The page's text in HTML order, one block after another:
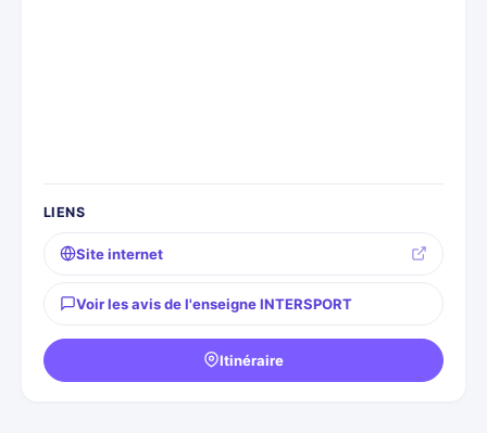
LIENS
Site internet
Voir les avis de l'enseigne INTERSPORT
Itinéraire